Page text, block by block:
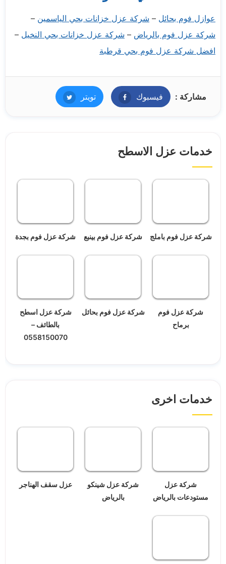
عوازل فوم بحائل – شركة عزل خزانات بحي الياسمين –
شركة عزل فوم بالرياض – شركة عزل خزانات بحي النخيل –
افضل شركة عزل فوم بحي قرطبة
مشاركة : فيسبوك فيسبوكتويتر تويتر
خدمات عزل الاسطح
شركة عزل فوم باملج شركة عزل فوم بينبع شركة عزل فوم بجدة
شركة عزل فوم
برماح
شركة عزل فوم بحائل
شركة عزل اسطح
بالطائف –
0558150070
خدمات اخرى
شركة عزل
مستودعات بالرياض
شركة عزل شينكو
بالرياض
عزل سقف الهناجر